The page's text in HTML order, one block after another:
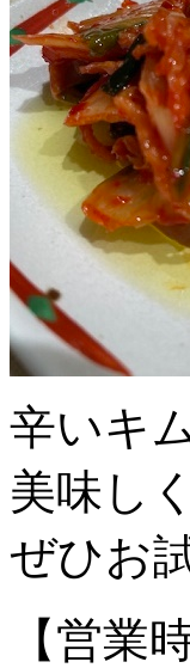
辛いキ
美味し
ぜひお
【営業